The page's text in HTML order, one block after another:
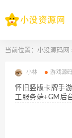
当前位置： 小没源码网
小林 游戏源码
怀旧竖版卡牌手
工服务端+GM后